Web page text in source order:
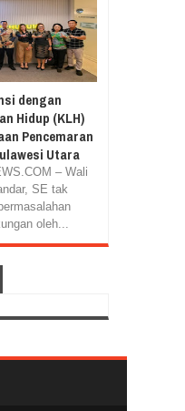
dengan
Hidup (KLH)
Pencemaran
Utara
– Wali
SE tak
oleh...